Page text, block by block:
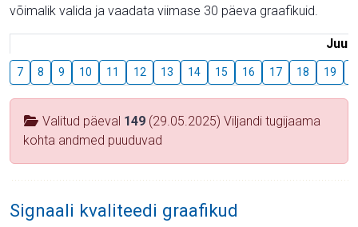
võimalik valida ja vaadata viimase 30 päeva graafikuid.
Juuli
7 8 9 10 11 12 13 14 15 16 17 18 19
Valitud päeval 149 (29.05.2025) Viljandi tugijaama
kohta andmed puuduvad
Signaali kvaliteedi graafikud